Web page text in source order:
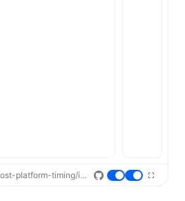
src/host-platform-timing/index.tsx